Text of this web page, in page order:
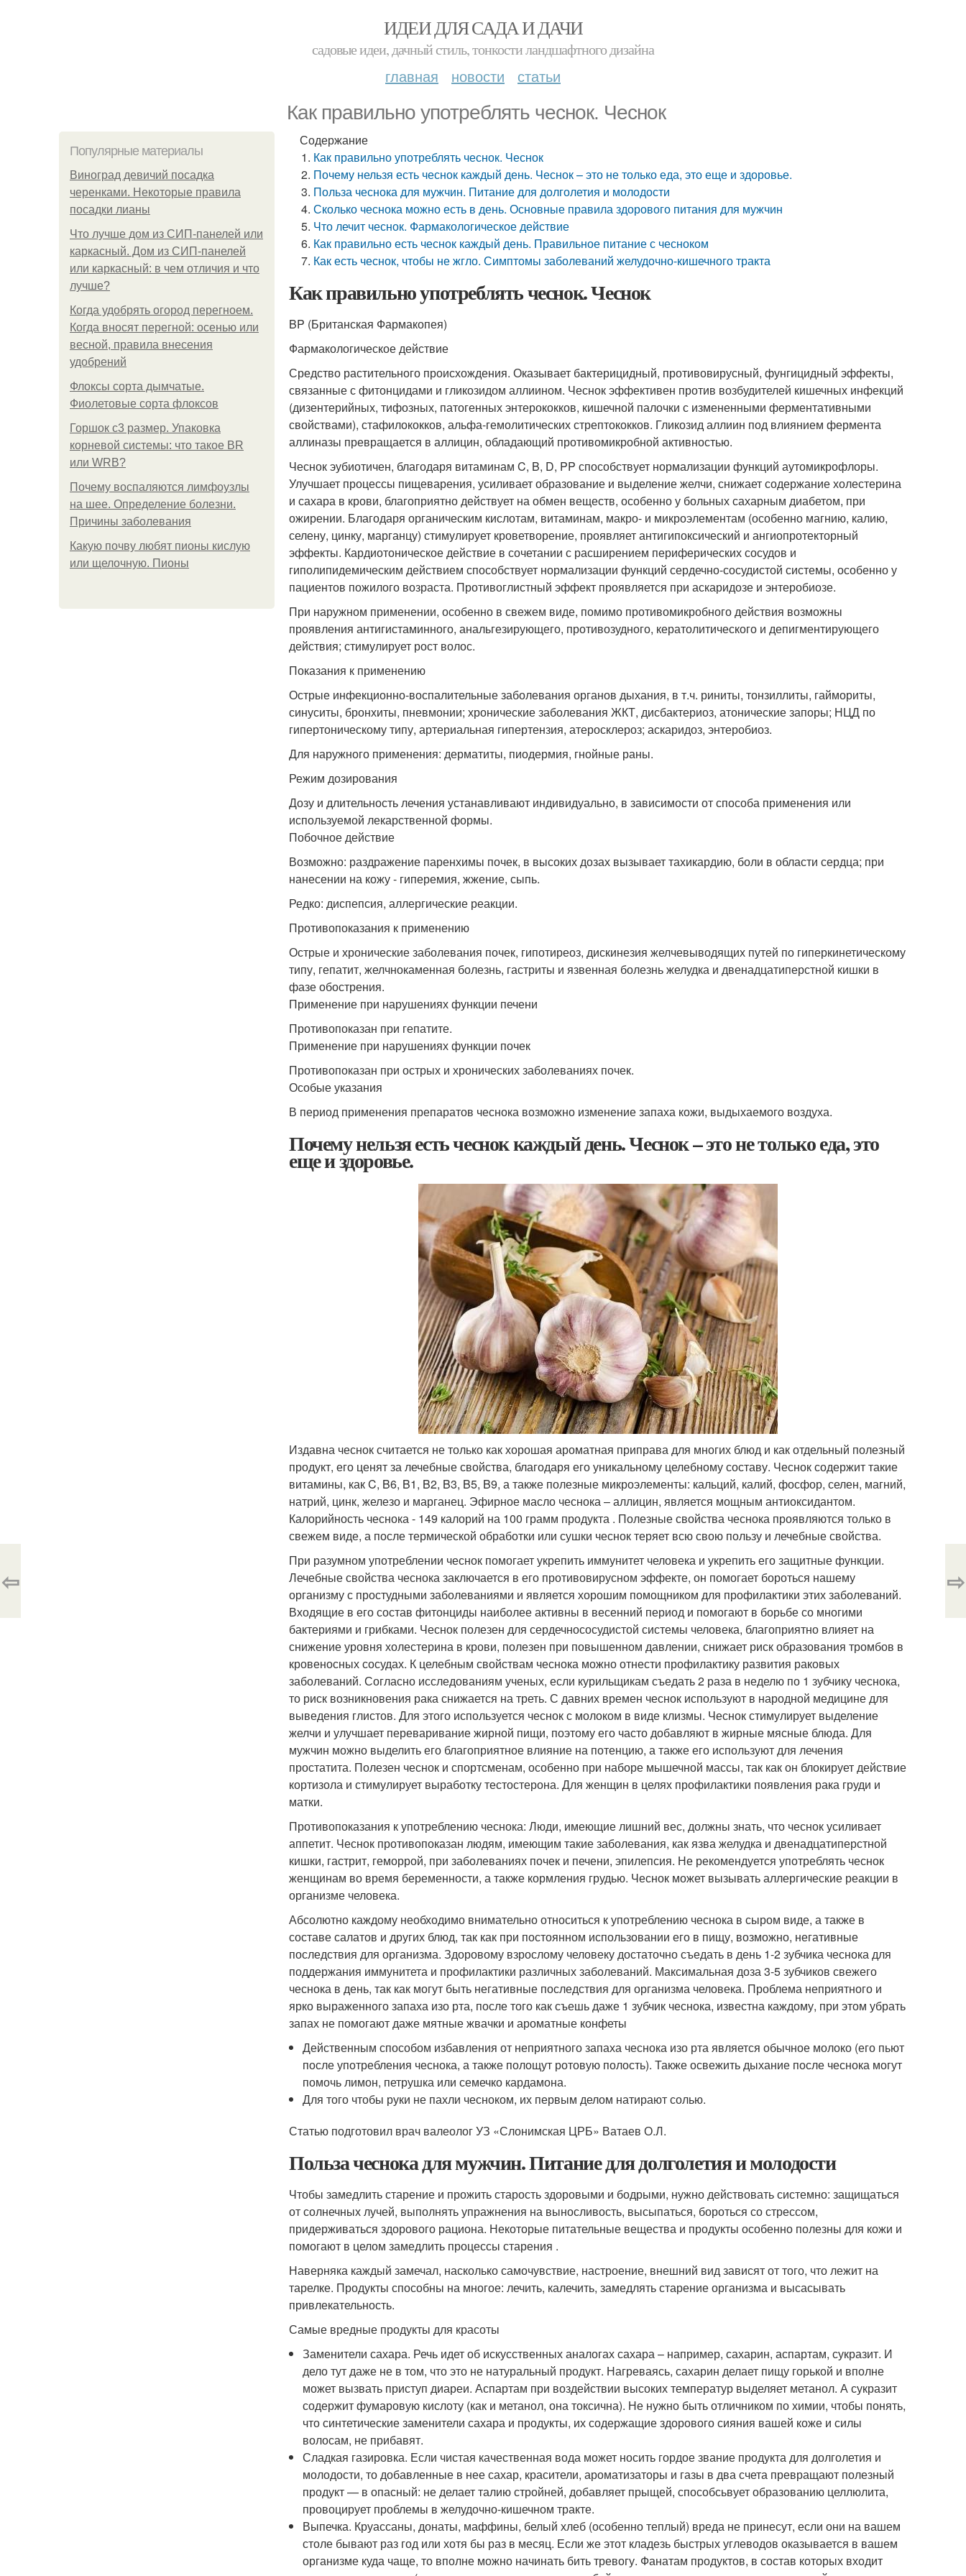
ИДЕИ ДЛЯ САДА И ДАЧИ
садовые идеи, дачный стиль, тонкости ландшафтного дизайна
главная новости статьи
Как правильно употреблять чеснок. Чеснок
Популярные материалы
Виноград девичий посадка
черенками. Некоторые правила
посадки лианы
Что лучше дом из СИП-панелей или
каркасный. Дом из СИП-панелей
или каркасный: в чем отличия и что
лучше?
Когда удобрять огород перегноем.
Когда вносят перегной: осенью или
весной, правила внесения
удобрений
Флоксы сорта дымчатые.
Фиолетовые сорта флоксов
Горшок с3 размер. Упаковка
корневой системы: что такое BR
или WRB?
Почему воспаляются лимфоузлы
на шее. Определение болезни.
Причины заболевания
Какую почву любят пионы кислую
или щелочную. Пионы
Содержание
Как правильно употреблять чеснок. Чеснок
Почему нельзя есть чеснок каждый день. Чеснок – это не только еда, это еще и здоровье.
Польза чеснока для мужчин. Питание для долголетия и молодости
Сколько чеснока можно есть в день. Основные правила здорового питания для мужчин
Что лечит чеснок. Фармакологическое действие
Как правильно есть чеснок каждый день. Правильное питание с чесноком
Как есть чеснок, чтобы не жгло. Симптомы заболеваний желудочно-кишечного тракта
Как правильно употреблять чеснок. Чеснок
BP (Британская Фармакопея)
Фармакологическое действие
Средство растительного происхождения. Оказывает бактерицидный, противовирусный, фунгицидный эффекты,
связанные с фитонцидами и гликозидом аллиином. Чеснок эффективен против возбудителей кишечных инфекций
(дизентерийных, тифозных, патогенных энтерококков, кишечной палочки с измененными ферментативными
свойствами), стафилококков, альфа-гемолитических стрептококков. Гликозид аллиин под влиянием фермента
аллиназы превращается в аллицин, обладающий противомикробной активностью.
Чеснок эубиотичен, благодаря витаминам C, B, D, PP способствует нормализации функций аутомикрофлоры.
Улучшает процессы пищеварения, усиливает образование и выделение желчи, снижает содержание холестерина
и сахара в крови, благоприятно действует на обмен веществ, особенно у больных сахарным диабетом, при
ожирении. Благодаря органическим кислотам, витаминам, макро- и микроэлементам (особенно магнию, калию,
селену, цинку, марганцу) стимулирует кроветворение, проявляет антигипоксический и ангиопротекторный
эффекты. Кардиотоническое действие в сочетании с расширением периферических сосудов и
гиполипидемическим действием способствует нормализации функций сердечно-сосудистой системы, особенно у
пациентов пожилого возраста. Противоглистный эффект проявляется при аскаридозе и энтеробиозе.
При наружном применении, особенно в свежем виде, помимо противомикробного действия возможны
проявления антигистаминного, анальгезирующего, противозудного, кератолитического и депигментирующего
действия; стимулирует рост волос.
Показания к применению
Острые инфекционно-воспалительные заболевания органов дыхания, в т.ч. риниты, тонзиллиты, гаймориты,
синуситы, бронхиты, пневмонии; хронические заболевания ЖКТ, дисбактериоз, атонические запоры; НЦД по
гипертоническому типу, артериальная гипертензия, атеросклероз; аскаридоз, энтеробиоз.
Для наружного применения: дерматиты, пиодермия, гнойные раны.
Режим дозирования
Дозу и длительность лечения устанавливают индивидуально, в зависимости от способа применения или
используемой лекарственной формы.
Побочное действие
Возможно: раздражение паренхимы почек, в высоких дозах вызывает тахикардию, боли в области сердца; при
нанесении на кожу - гиперемия, жжение, сыпь.
Редко: диспепсия, аллергические реакции.
Противопоказания к применению
Острые и хронические заболевания почек, гипотиреоз, дискинезия желчевыводящих путей по гиперкинетическому
типу, гепатит, желчнокаменная болезнь, гастриты и язвенная болезнь желудка и двенадцатиперстной кишки в
фазе обострения.
Применение при нарушениях функции печени
Противопоказан при гепатите.
Применение при нарушениях функции почек
Противопоказан при острых и хронических заболеваниях почек.
Особые указания
В период применения препаратов чеснока возможно изменение запаха кожи, выдыхаемого воздуха.
Почему нельзя есть чеснок каждый день. Чеснок – это не только еда, это
еще и здоровье.
Издавна чеснок считается не только как хорошая ароматная приправа для многих блюд и как отдельный полезный
продукт, его ценят за лечебные свойства, благодаря его уникальному целебному составу. Чеснок содержит такие
витамины, как C, B6, B1, B2, B3, B5, B9, а также полезные микроэлементы: кальций, калий, фосфор, селен, магний,
натрий, цинк, железо и марганец. Эфирное масло чеснока – аллицин, является мощным антиоксидантом.
Калорийность чеснока - 149 калорий на 100 грамм продукта . Полезные свойства чеснока проявляются только в
свежем виде, а после термической обработки или сушки чеснок теряет всю свою пользу и лечебные свойства.
При разумном употреблении чеснок помогает укрепить иммунитет человека и укрепить его защитные функции.
Лечебные свойства чеснока заключается в его противовирусном эффекте, он помогает бороться нашему
организму с простудными заболеваниями и является хорошим помощником для профилактики этих заболеваний.
Входящие в его состав фитонциды наиболее активны в весенний период и помогают в борьбе со многими
бактериями и грибками. Чеснок полезен для сердечнососудистой системы человека, благоприятно влияет на
снижение уровня холестерина в крови, полезен при повышенном давлении, снижает риск образования тромбов в
кровеносных сосудах. К целебным свойствам чеснока можно отнести профилактику развития раковых
заболеваний. Согласно исследованиям ученых, если курильщикам съедать 2 раза в неделю по 1 зубчику чеснока,
то риск возникновения рака снижается на треть. С давних времен чеснок используют в народной медицине для
выведения глистов. Для этого используется чеснок с молоком в виде клизмы. Чеснок стимулирует выделение
желчи и улучшает переваривание жирной пищи, поэтому его часто добавляют в жирные мясные блюда. Для
мужчин можно выделить его благоприятное влияние на потенцию, а также его используют для лечения
простатита. Полезен чеснок и спортсменам, особенно при наборе мышечной массы, так как он блокирует действие
кортизола и стимулирует выработку тестостерона. Для женщин в целях профилактики появления рака груди и
матки.
Противопоказания к употреблению чеснока: Люди, имеющие лишний вес, должны знать, что чеснок усиливает
аппетит. Чеснок противопоказан людям, имеющим такие заболевания, как язва желудка и двенадцатиперстной
кишки, гастрит, геморрой, при заболеваниях почек и печени, эпилепсия. Не рекомендуется употреблять чеснок
женщинам во время беременности, а также кормления грудью. Чеснок может вызывать аллергические реакции в
организме человека.
Абсолютно каждому необходимо внимательно относиться к употреблению чеснока в сыром виде, а также в
составе салатов и других блюд, так как при постоянном использовании его в пищу, возможно, негативные
последствия для организма. Здоровому взрослому человеку достаточно съедать в день 1-2 зубчика чеснока для
поддержания иммунитета и профилактики различных заболеваний. Максимальная доза 3-5 зубчиков свежего
чеснока в день, так как могут быть негативные последствия для организма человека. Проблема неприятного и
ярко выраженного запаха изо рта, после того как съешь даже 1 зубчик чеснока, известна каждому, при этом убрать
запах не помогают даже мятные жвачки и ароматные конфеты
Действенным способом избавления от неприятного запаха чеснока изо рта является обычное молоко (его пьют
после употребления чеснока, а также полощут ротовую полость). Также освежить дыхание после чеснока могут
помочь лимон, петрушка или семечко кардамона.
Для того чтобы руки не пахли чесноком, их первым делом натирают солью.
Статью подготовил врач валеолог УЗ «Слонимская ЦРБ» Ватаев О.Л.
Польза чеснока для мужчин. Питание для долголетия и молодости
Чтобы замедлить старение и прожить старость здоровыми и бодрыми, нужно действовать системно: защищаться
от солнечных лучей, выполнять упражнения на выносливость, высыпаться, бороться со стрессом,
придерживаться здорового рациона. Некоторые питательные вещества и продукты особенно полезны для кожи и
помогают в целом замедлить процессы старения .
Наверняка каждый замечал, насколько самочувствие, настроение, внешний вид зависят от того, что лежит на
тарелке. Продукты способны на многое: лечить, калечить, замедлять старение организма и высасывать
привлекательность.
Самые вредные продукты для красоты
Заменители сахара. Речь идет об искусственных аналогах сахара – например, сахарин, аспартам, сукразит. И
дело тут даже не в том, что это не натуральный продукт. Нагреваясь, сахарин делает пищу горькой и вполне
может вызвать приступ диареи. Аспартам при воздействии высоких температур выделяет метанол. А сукразит
содержит фумаровую кислоту (как и метанол, она токсична). Не нужно быть отличником по химии, чтобы понять,
что синтетические заменители сахара и продукты, их содержащие здорового сияния вашей коже и силы
волосам, не прибавят.
Сладкая газировка. Если чистая качественная вода может носить гордое звание продукта для долголетия и
молодости, то добавленные в нее сахар, красители, ароматизаторы и газы в два счета превращают полезный
продукт — в опасный: не делает талию стройней, добавляет прыщей, способсьвует образованию целлюлита,
провоцирует проблемы в желудочно-кишечном тракте.
Выпечка. Круассаны, донаты, маффины, белый хлеб (особенно теплый) вреда не принесут, если они на вашем
столе бывают раз год или хотя бы раз в месяц. Если же этот кладезь быстрых углеводов оказывается в вашем
организме куда чаще, то вполне можно начинать бить тревогу. Фанатам продуктов, в состав которых входит
⇦ ⇨